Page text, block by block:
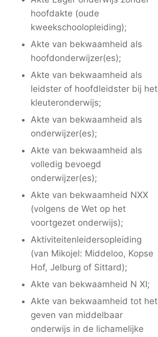
hoofdakte (oude
kweekschoolopleiding);
Akte van bekwaamheid als
hoofdonderwijzer(es);
Akte van bekwaamheid als
leidster of hoofdleidster bij het
kleuteronderwijs;
Akte van bekwaamheid als
onderwijzer(es);
Akte van bekwaamheid als
volledig bevoegd
onderwijzer(es);
Akte van bekwaamheid NXX
(volgens de Wet op het
voortgezet onderwijs);
Aktiviteitenleidersopleiding
(van Mikojel: Middeloo, Kopse
Hof, Jelburg of Sittard);
Akte van bekwaamheid N XI;
Akte van bekwaamheid tot het
geven van middelbaar
onderwijs in de lichamelijke